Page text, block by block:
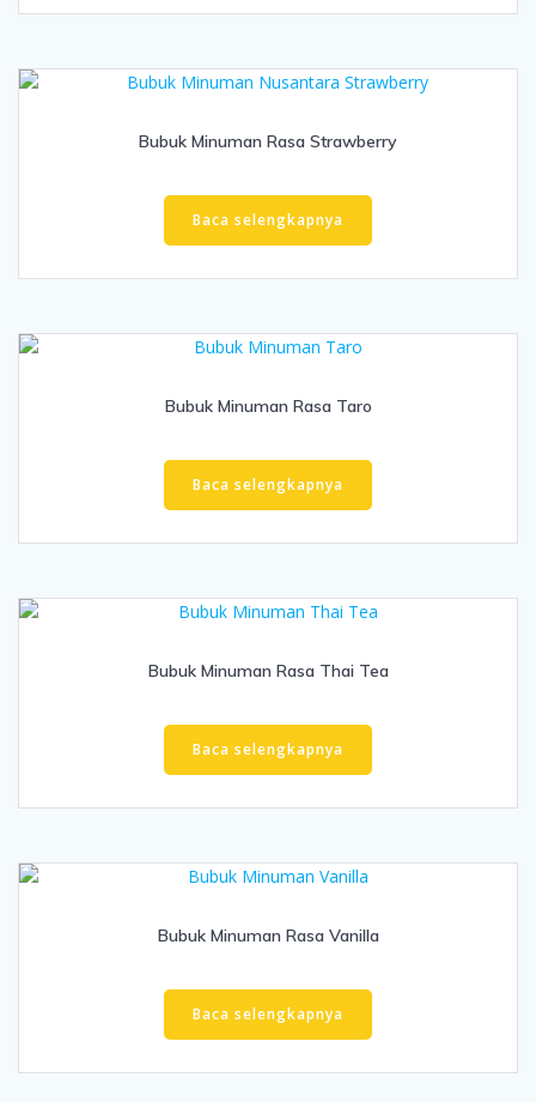
Bubuk Minuman Rasa Strawberry
Baca selengkapnya
Bubuk Minuman Rasa Taro
Baca selengkapnya
Bubuk Minuman Rasa Thai Tea
Baca selengkapnya
Bubuk Minuman Rasa Vanilla
Baca selengkapnya